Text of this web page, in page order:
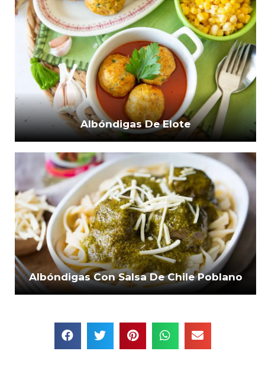
Albóndigas De Elote
Albóndigas Con Salsa De Chile Poblano